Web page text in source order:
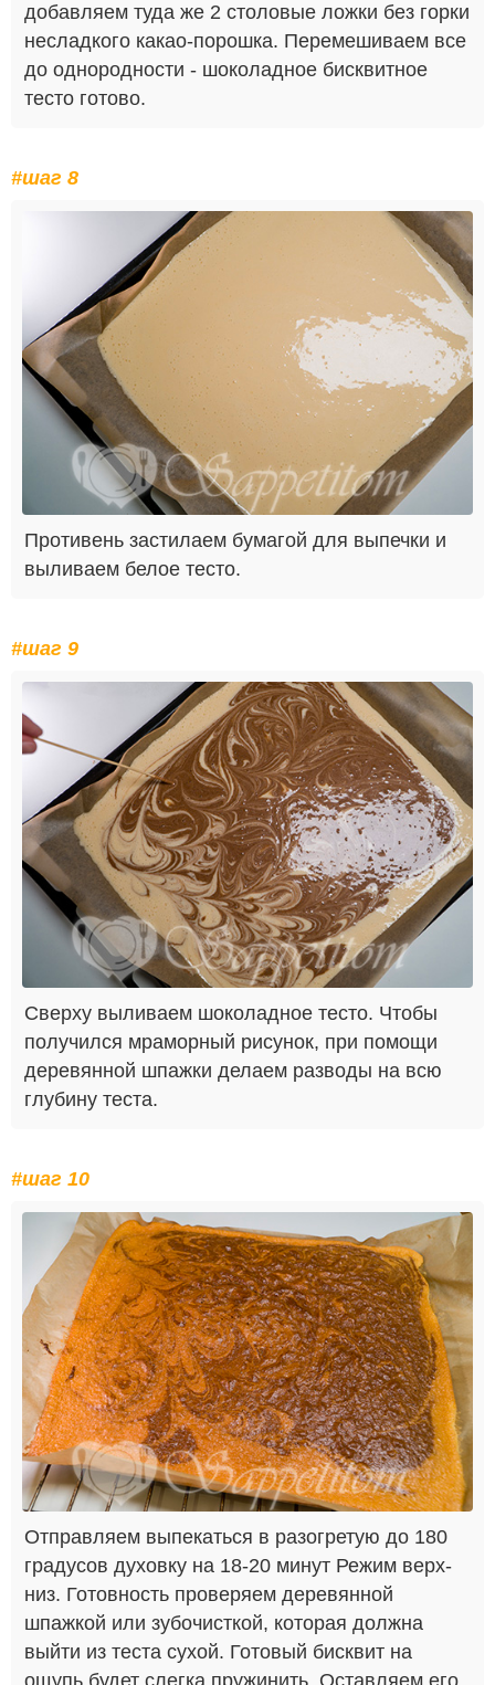
добавляем туда же 2 столовые ложки без горки
несладкого какао-порошка. Перемешиваем все
до однородности - шоколадное бисквитное
тесто готово.
#шаг 8
Противень застилаем бумагой для выпечки и
выливаем белое тесто.
#шаг 9
Сверху выливаем шоколадное тесто. Чтобы
получился мраморный рисунок, при помощи
деревянной шпажки делаем разводы на всю
глубину теста.
#шаг 10
Отправляем выпекаться в разогретую до 180
градусов духовку на 18-20 минут Режим верх-
низ. Готовность проверяем деревянной
шпажкой или зубочисткой, которая должна
выйти из теста сухой. Готовый бисквит на